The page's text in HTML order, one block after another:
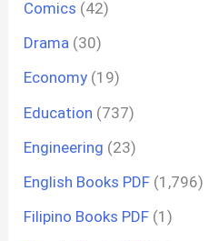
Comics (42)
Drama (30)
Economy (19)
Education (737)
Engineering (23)
English Books PDF (1,796)
Filipino Books PDF (1)